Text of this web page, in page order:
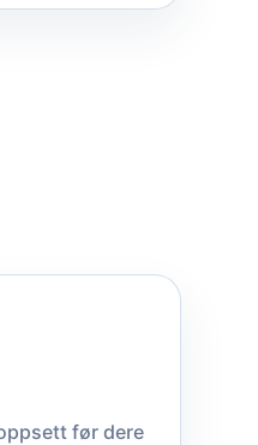
før dere